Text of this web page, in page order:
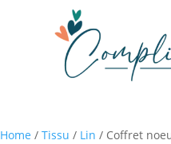
Home / Tissu / Lin / Coffret